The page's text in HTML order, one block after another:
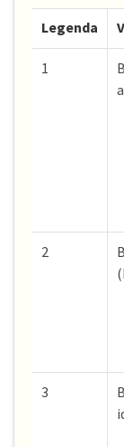
Legenda
1
2
3